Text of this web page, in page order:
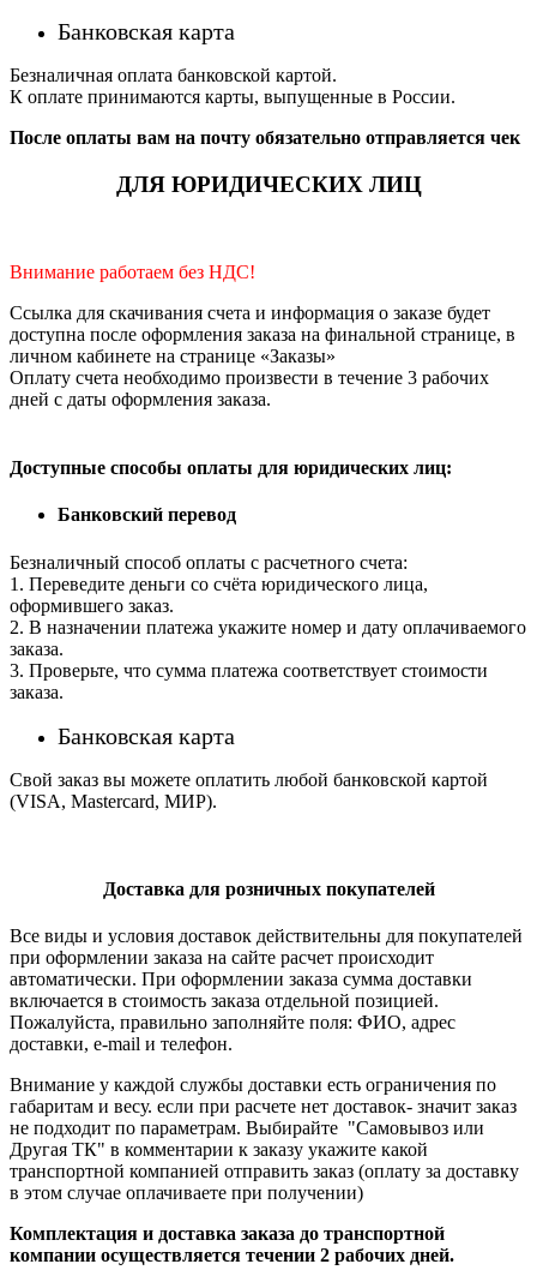
Банковская карта
Безналичная оплата банковской картой.
К оплате принимаются карты, выпущенные в России.
После оплаты вам на почту обязательно отправляется чек
ДЛЯ ЮРИДИЧЕСКИХ ЛИЦ
Внимание работаем без НДС!
Ссылка для скачивания счета и информация о заказе будет
доступна после оформления заказа на финальной странице, в
личном кабинете на странице «Заказы»
Оплату счета необходимо произвести в течение 3 рабочих
дней с даты оформления заказа.
Доступные способы оплаты для юридических лиц:
Банковский перевод
Безналичный способ оплаты с расчетного счета:
1. Переведите деньги со счёта юридического лица,
оформившего заказ.
2. В назначении платежа укажите номер и дату оплачиваемого
заказа.
3. Проверьте, что сумма платежа соответствует стоимости
заказа.
Банковская карта
Свой заказ вы можете оплатить любой банковской картой
(VISA, Mastercard, МИР).
Доставка для розничных покупателей
Все виды и условия доставок действительны для покупателей
при оформлении заказа на сайте расчет происходит
автоматически. При оформлении заказа сумма доставки
включается в стоимость заказа отдельной позицией.
Пожалуйста, правильно заполняйте поля: ФИО, адрес
доставки, e-mail и телефон.
Внимание у каждой службы доставки есть ограничения по
габаритам и весу. если при расчете нет доставок- значит заказ
не подходит по параметрам. Выбирайте "Самовывоз или
Другая ТК" в комментарии к заказу укажите какой
транспортной компанией отправить заказ (оплату за доставку
в этом случае оплачиваете при получении)
Комплектация и доставка заказа до транспортной
компании осуществляется течении 2 рабочих дней.